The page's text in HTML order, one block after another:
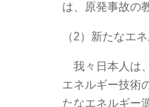
は、原発事故の
（2）新たなエ
我々日本人は
エネルギー技術
たなエネルギー